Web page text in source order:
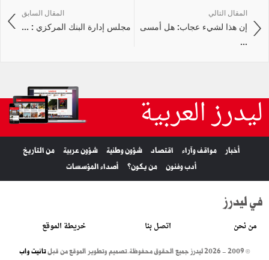
المقال السابق
مجلس إدارة البنك المركزي : ...
المقال التالي
إن هذا لشيء عجاب: هل أمسى
...
ليدرز العربية
أخبار مواقف وآراء اقتصاد شؤون وطنية شؤون عربية
من التاريخ
أدب وفنون
من يكون؟ أصداء المؤسسات
في ليدرز
من نحن اتصل بنا خريطة الموقع
© 2009 - 2026 ليدرز جميع الحقوق محفوظة. تصميم وتطوير الموقع من قبلتانيت واب